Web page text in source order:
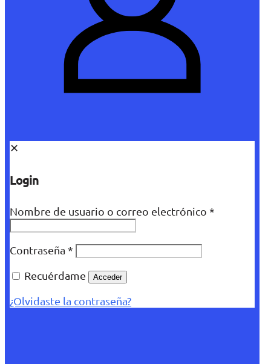
✕
Login
Nombre de usuario o correo electrónico *
Contraseña *
Recuérdame
Acceder
¿Olvidaste la contraseña?